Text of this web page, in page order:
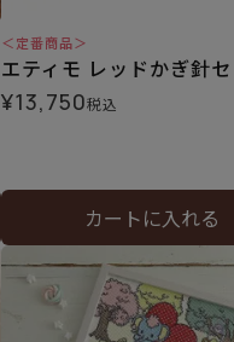
＜定番商品＞
エティモ レッドかぎ針
¥13,750税込
カートに入れる